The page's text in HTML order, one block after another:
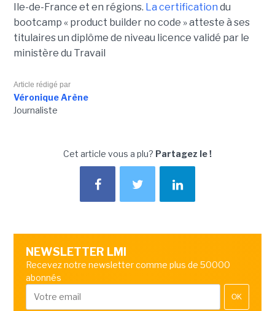
Ile-de-France et en régions. La certification du
bootcamp « product builder no code » atteste à ses
titulaires un diplôme de niveau licence validé par le
ministère du Travail
Article rédigé par
Véronique Arène
Journaliste
Cet article vous a plu? Partagez le !
NEWSLETTER LMI
Recevez notre newsletter comme plus de 50000
abonnés
OK